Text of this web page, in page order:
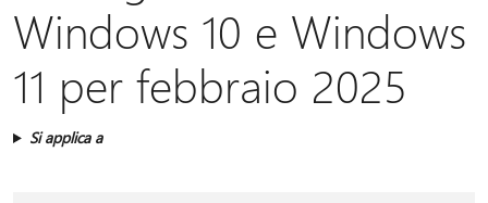
Windows 10 e Windows
11 per febbraio 2025
Si applica a